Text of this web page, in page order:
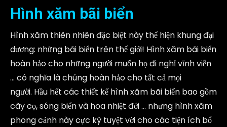
Hình xăm bãi biển
Hình xăm thiên nhiên đặc biệt này thể hiện khung đại
dương: những bãi biển trên thế giới! Hình xăm bãi biển
hoàn hảo cho những người muốn họ đi nghỉ vĩnh viễn
… có nghĩa là chúng hoàn hảo cho tất cả mọi
người. Hầu hết các thiết kế hình xăm bãi biển bao gồm
cây cọ, sóng biển và hoa nhiệt đới … nhưng hình xăm
phong cảnh này cực kỳ tuyệt vời cho các tiện ích bổ